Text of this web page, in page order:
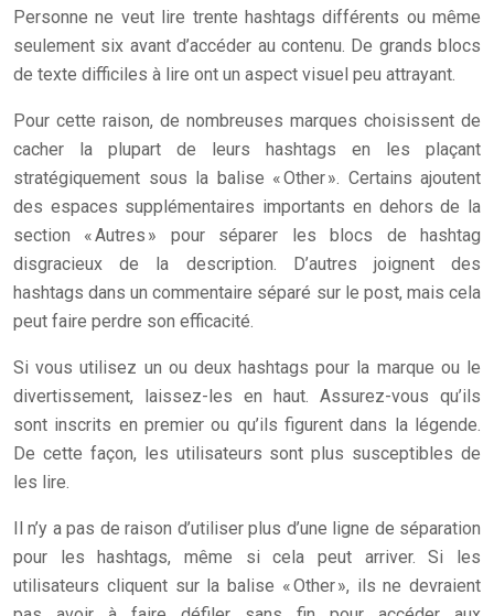
Personne ne veut lire trente hashtags différents ou même
seulement six avant d’accéder au contenu. De grands blocs
de texte difficiles à lire ont un aspect visuel peu attrayant.
Pour cette raison, de nombreuses marques choisissent de
cacher la plupart de leurs hashtags en les plaçant
stratégiquement sous la balise « Other ». Certains ajoutent
des espaces supplémentaires importants en dehors de la
section « Autres » pour séparer les blocs de hashtag
disgracieux de la description. D’autres joignent des
hashtags dans un commentaire séparé sur le post, mais cela
peut faire perdre son efficacité.
Si vous utilisez un ou deux hashtags pour la marque ou le
divertissement, laissez-les en haut. Assurez-vous qu’ils
sont inscrits en premier ou qu’ils figurent dans la légende.
De cette façon, les utilisateurs sont plus susceptibles de
les lire.
Il n’y a pas de raison d’utiliser plus d’une ligne de séparation
pour les hashtags, même si cela peut arriver. Si les
utilisateurs cliquent sur la balise « Other », ils ne devraient